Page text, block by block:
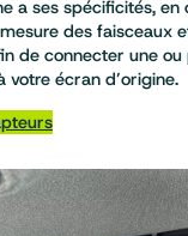
a ses spécificités, en
des faisceaux
de connecter une ou
votre écran d’origine.